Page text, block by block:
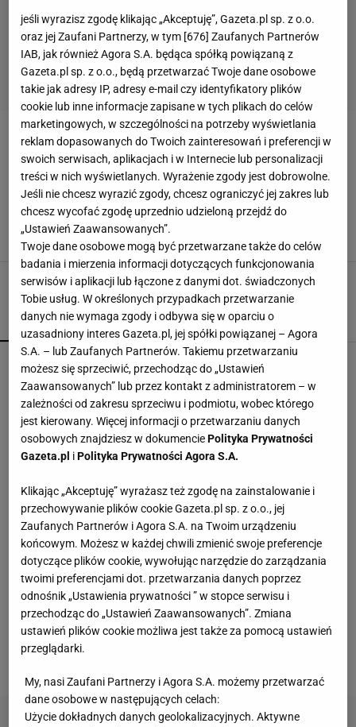
NIEPRZYJEMNY ZAPACH ZE ZLEWU
Nieprzyjemny zapach ze zlewu? Znam ten
problem. Ja pozbyłam się go w bardzo prosty
sposób
CZYSZCZENIE ZLEWU
NIEPRZYJEMNY ZAPACH ZE ZLEWU PORADNIK
POPULARNE NAJNOWSZE
Fotopułapka przyłapie każdego, kto odwiedza
ogród w nocy. I sarnę, i złodzieja
Kompaktowa bieżnia do małego mieszkania.
Ten sprzęt mieści się pod łóżko
Skandynawski przepis na zdrowie? Sezonowe
produkty, prostota i smak bez kompromisów
MATERIAŁ PROMOCYJNY
Vintage gramofony wracają do łask. Polacy na
nowo pokochali vinyle
Kochały je nasze babcie. Garnki żeliwne są
jeśli wyrazisz zgodę klikając „Akceptuję”, Gazeta.pl sp. z o.o.
oraz jej Zaufani Partnerzy, w tym [676] Zaufanych Partnerów
IAB, jak również Agora S.A. będąca spółką powiązaną z
Gazeta.pl sp. z o.o., będą przetwarzać Twoje dane osobowe
takie jak adresy IP, adresy e-mail czy identyfikatory plików
cookie lub inne informacje zapisane w tych plikach do celów
marketingowych, w szczególności na potrzeby wyświetlania
reklam dopasowanych do Twoich zainteresowań i preferencji w
swoich serwisach, aplikacjach i w Internecie lub personalizacji
treści w nich wyświetlanych. Wyrażenie zgody jest dobrowolne.
Jeśli nie chcesz wyrazić zgody, chcesz ograniczyć jej zakres lub
chcesz wycofać zgodę uprzednio udzieloną przejdź do
„Ustawień Zaawansowanych”.
Twoje dane osobowe mogą być przetwarzane także do celów
badania i mierzenia informacji dotyczących funkcjonowania
serwisów i aplikacji lub łączone z danymi dot. świadczonych
Tobie usług. W określonych przypadkach przetwarzanie
danych nie wymaga zgody i odbywa się w oparciu o
uzasadniony interes Gazeta.pl, jej spółki powiązanej – Agora
S.A. – lub Zaufanych Partnerów. Takiemu przetwarzaniu
możesz się sprzeciwić, przechodząc do „Ustawień
Zaawansowanych” lub przez kontakt z administratorem – w
zależności od zakresu sprzeciwu i podmiotu, wobec którego
jest kierowany. Więcej informacji o przetwarzaniu danych
osobowych znajdziesz w dokumenciePolityka Prywatności
Gazeta.pl iPolityka Prywatności Agora S.A.
Klikając „Akceptuję” wyrażasz też zgodę na zainstalowanie i
przechowywanie plików cookie Gazeta.pl sp. z o.o., jej
Zaufanych Partnerów i Agora S.A. na Twoim urządzeniu
końcowym. Możesz w każdej chwili zmienić swoje preferencje
dotyczące plików cookie, wywołując narzędzie do zarządzania
twoimi preferencjami dot. przetwarzania danych poprzez
odnośnik „Ustawienia prywatności ” w stopce serwisu i
przechodząc do „Ustawień Zaawansowanych”. Zmiana
ustawień plików cookie możliwa jest także za pomocą ustawień
przeglądarki.
My, nasi Zaufani Partnerzy i Agora S.A. możemy przetwarzać
dane osobowe w następujących celach:
Użycie dokładnych danych geolokalizacyjnych. Aktywne